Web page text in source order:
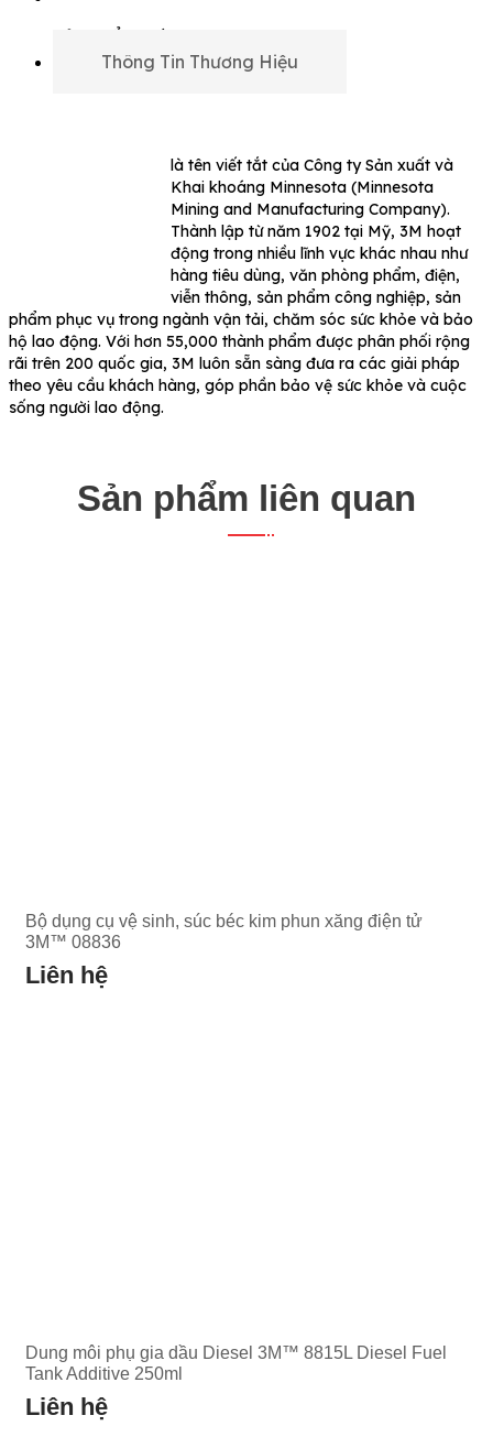
Sản phẩm chính hãng
Thông Tin Thương Hiệu
là tên viết tắt của Công ty Sản xuất và
Khai khoáng Minnesota (Minnesota
Mining and Manufacturing Company).
Thành lập từ năm 1902 tại Mỹ, 3M hoạt
động trong nhiều lĩnh vực khác nhau như
hàng tiêu dùng, văn phòng phẩm, điện,
viễn thông, sản phẩm công nghiệp, sản
phẩm phục vụ trong ngành vận tải, chăm sóc sức khỏe và bảo
hộ lao động. Với hơn 55,000 thành phẩm được phân phối rộng
rãi trên 200 quốc gia, 3M luôn sẵn sàng đưa ra các giải pháp
theo yêu cầu khách hàng, góp phần bảo vệ sức khỏe và cuộc
sống người lao động.
Sản phẩm liên quan
Bộ dụng cụ vệ sinh, súc béc kim phun xăng điện tử
3M™ 08836
Liên hệ
Dung môi phụ gia dầu Diesel 3M™ 8815L Diesel Fuel
Tank Additive 250ml
Liên hệ